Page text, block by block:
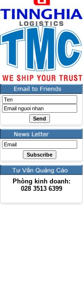
Phòng kinh doanh:
028 3513 6399